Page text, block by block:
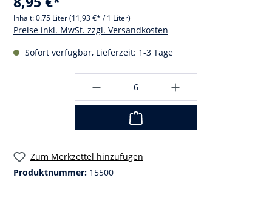
Inhalt:0.75 Liter(11,93 €* / 1 Liter)
Preise inkl. MwSt. zzgl. Versandkosten
Sofort verfügbar, Lieferzeit: 1-3 Tage
Zum Merkzettel hinzufügen
Produktnummer: 15500